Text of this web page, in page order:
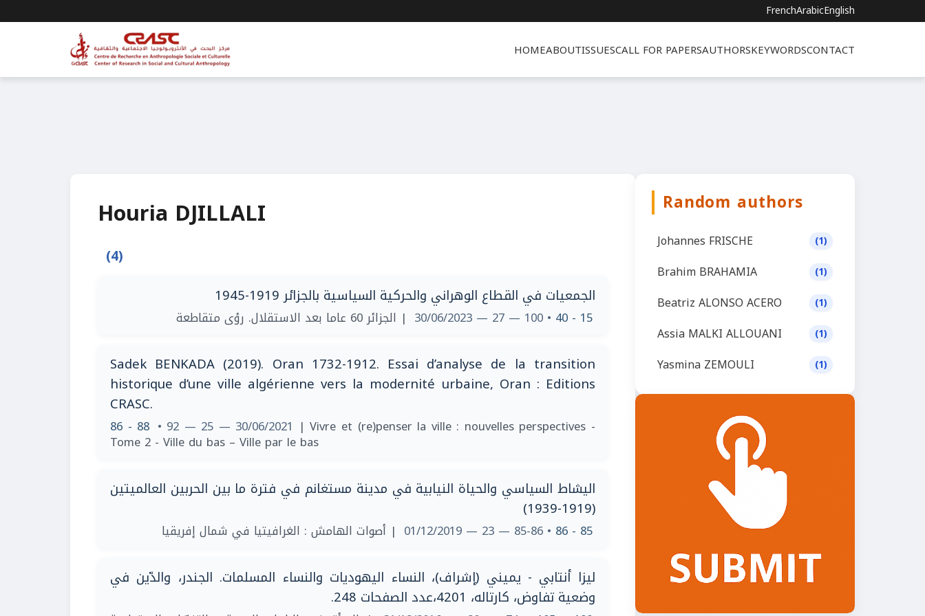
FrenchArabicEnglish
HOMEABOUTISSUESCALL FOR PAPERSAUTHORSKEYWORDSCONTACT
Houria DJILLALI
(4)
الجمعيات في القطاع الوهراني والحركية السياسية بالجزائر 1919-1945
15 - 40
• 100 — 27 — 30/06/2023 | الجزائر 60 عاما بعد الاستقلال. رؤى متقاطعة
Sadek BENKADA (2019). Oran 1732-1912. Essai d’analyse de la transition
historique d’une ville algérienne vers la modernité urbaine, Oran : Editions
CRASC.
86 - 88 • 92 — 25 — 30/06/2021 | Vivre et (re)penser la ville : nouvelles perspectives -
Tome 2 - Ville du bas – Ville par le bas
اليشاط السياسي والحياة النيابية في مدينة مستغانم في فترة ما بين الحربين العالميتين
(1919-1939)
85 - 86
• 85-86 — 23 — 01/12/2019 | ‎أصوات الهامش : الغرافيتيا في شمال إفريقيا
ليزا أنتابي - يميني (إشراف)، النساء اليهوديات والنساء المسلمات. الجندر، والدّين في
وضعية تفاوض، كارتاله، 4201،عدد الصفحات 248.
Random authors
Johannes FRISCHE (1)
Brahim BRAHAMIA (1)
Beatriz ALONSO ACERO (1)
Assia MALKI ALLOUANI (1)
Yasmina ZEMOULI (1)